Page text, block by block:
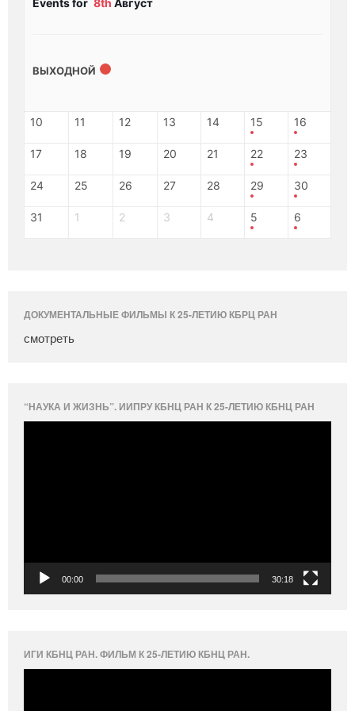
Events for 8th Август
ВЫХОДНОЙ
10 11 12 13 14 15 16
17 18 19 20 21 22 23
24 25 26 27 28 29 30
31 1 2 3 4 5 6
ДОКУМЕНТАЛЬНЫЕ ФИЛЬМЫ К 25-ЛЕТИЮ КБРЦ РАН
смотреть
“НАУКА И ЖИЗНЬ”. ИИПРУ КБНЦ РАН К 25-ЛЕТИЮ КБНЦ РАН
00:00 30:18
ИГИ КБНЦ РАН. ФИЛЬМ К 25-ЛЕТИЮ КБНЦ РАН.